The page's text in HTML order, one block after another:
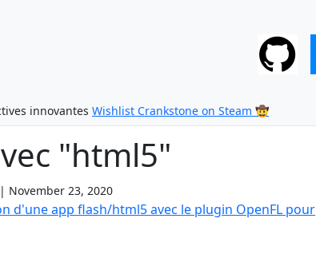
innovantes Wishlist Crankstone on Steam 🤠
"html5"
| November 23, 2020
d'une app flash/html5 avec le plugin OpenFL pour